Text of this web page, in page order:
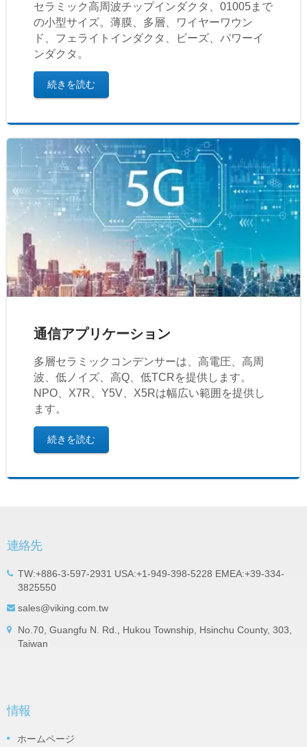
セラミック高周波チップインダクタ、01005まで
の小型サイズ。薄膜、多層、ワイヤーワウン
ド、フェライトインダクタ、ビーズ、パワーイ
ンダクタ。
続きを読む
通信アプリケーション
多層セラミックコンデンサーは、高電圧、高周
波、低ノイズ、高Q、低TCRを提供します。
NPO、X7R、Y5V、X5Rは幅広い範囲を提供し
ます。
続きを読む
連絡先
TW:+886-3-597-2931 USA:+1-949-398-5228 EMEA:+39-334-
3825550
sales@viking.com.tw
No.70, Guangfu N. Rd., Hukou Township, Hsinchu County, 303,
Taiwan
情報
ホームページ